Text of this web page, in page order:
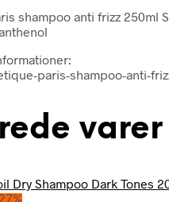
shampoo anti frizz
paris-shampoo-anti-
varer